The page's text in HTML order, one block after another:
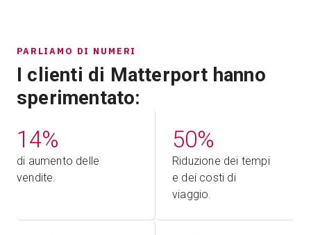
PARLIAMO DI NUMERI
I clienti di Matterport hanno
sperimentato:
14%
di aumento delle
vendite.
50%
Riduzione dei tempi
e dei costi di
viaggio.